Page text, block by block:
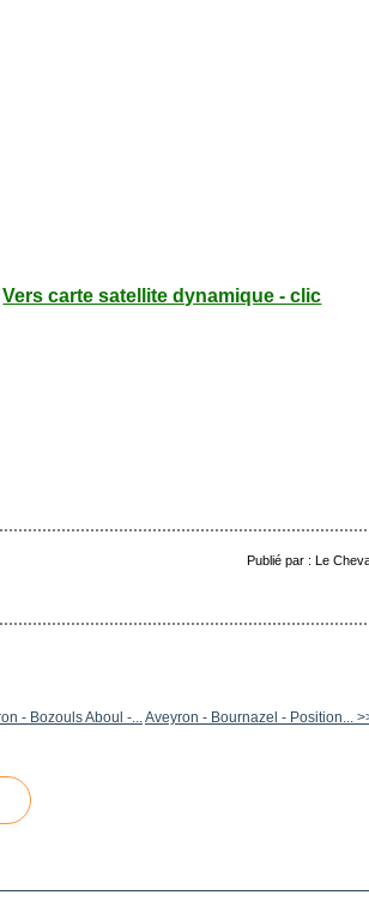
Vers carte satellite dynamique - clic
Publié par : Le
- Bozouls Aboul -...Aveyron - Bournazel - Position...